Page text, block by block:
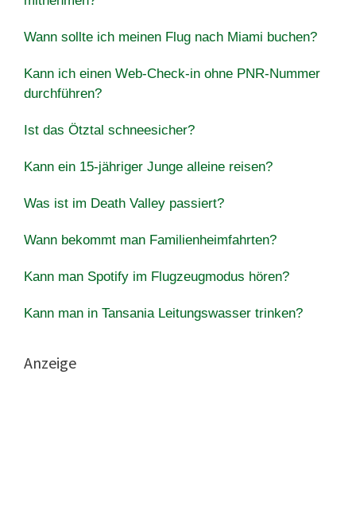
Wann sollte ich meinen Flug nach Miami buchen?
Kann ich einen Web-Check-in ohne PNR-Nummer
durchführen?
Ist das Ötztal schneesicher?
Kann ein 15-jähriger Junge alleine reisen?
Was ist im Death Valley passiert?
Wann bekommt man Familienheimfahrten?
Kann man Spotify im Flugzeugmodus hören?
Kann man in Tansania Leitungswasser trinken?
Anzeige